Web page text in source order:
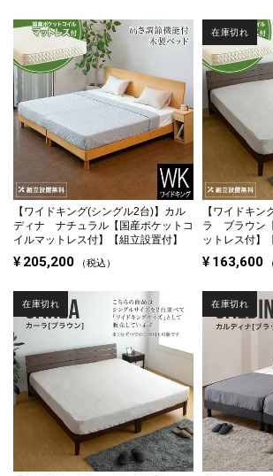
【ワイドキング(シングル2台)】 カル
ディナ ナチュラル【国産ポケットコ
イルマットレス付】【組立設置付】
¥ 205,200 税込
【ワイドキン
ラ ブラウン
ットレス付】
¥ 163,600
在庫切れ
在庫切れ 在庫切れ